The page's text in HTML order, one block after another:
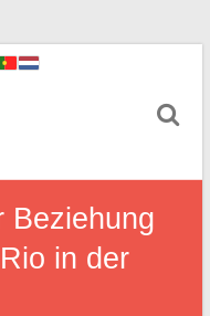
Beziehung
in der